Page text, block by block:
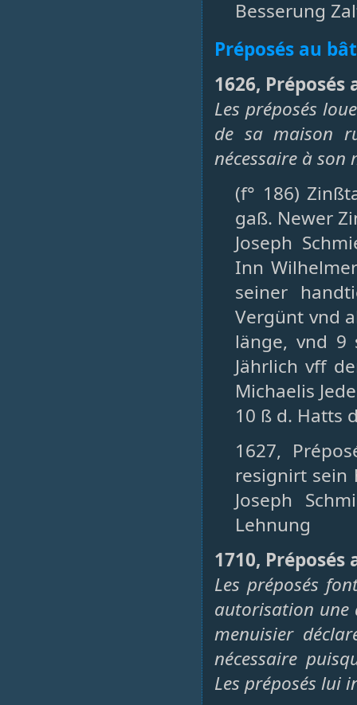
Besserung
Préposés au
1626,
Les préposés
de sa maison
nécessaire à son
(f° 186)
gaß. Newer
Joseph
Inn
seiner
Vergünt vnd
länge, vnd 9
Jährlich vff
Michaelis
10 ß d. Hatts
1627,
resignirt sein
Joseph
Lehnung
1710,
Les préposés
autorisation une
menuisier
nécessaire
Les préposés lui